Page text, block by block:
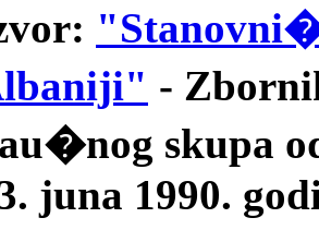
-
skupa
juna 1990.